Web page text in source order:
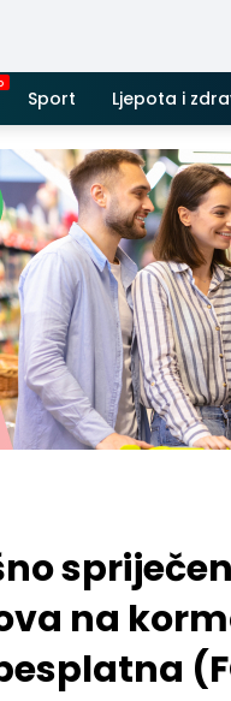
Sport Ljepota i
na